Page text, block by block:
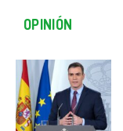
OPINIÓN